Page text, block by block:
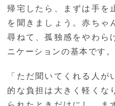
帰宅したら、まずは手を
を聞きましょう。赤ちゃ
尋ねて、孤独感をやわら
ニケーションの基本です。
「ただ聞いてくれる人
的な負担は大きく軽くな